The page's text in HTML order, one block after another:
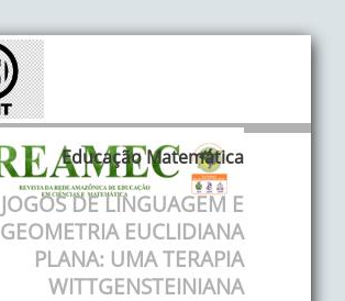
Educação Matemática
JOGOS DE LINGUAGEM E
GEOMETRIA EUCLIDIANA
PLANA: UMA TERAPIA
WITTGENSTEINIANA